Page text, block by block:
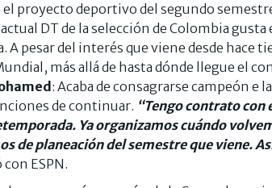
proyecto deportivo del segundo
actual DT de la selección de Colombia
A pesar del interés que viene desde hace
más allá de hasta dónde llegue el
: Acaba de consagrarse campeón e
de continuar. “Tengo contrato con
Ya organizamos cuándo
de planeación del semestre que viene.
ESPN.